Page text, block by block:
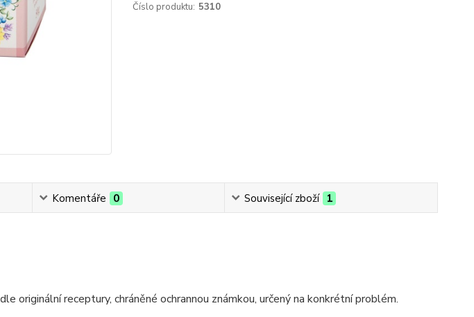
Číslo produktu: 5310
Komentáře 0 Související zboží 1
originální receptury, chráněné ochrannou známkou, určený na konkrétní problém.